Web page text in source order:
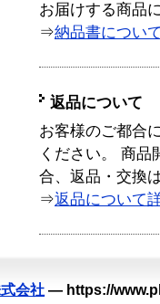
お届けする商品
⇒納品書につい
返品について
お客様のご都合
ください。 商品
合、返品・交換
⇒返品について
会社 — https://